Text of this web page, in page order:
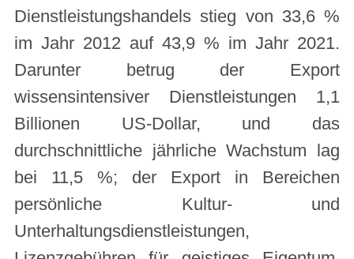
Dienstleistungshandels stieg von 33,6 %
im Jahr 2012 auf 43,9 % im Jahr 2021.
Darunter betrug der Export
wissensintensiver Dienstleistungen 1,1
Billionen US-Dollar, und das
durchschnittliche jährliche Wachstum lag
bei 11,5 %; der Export in Bereichen
persönliche Kultur- und
Unterhaltungsdienstleistungen,